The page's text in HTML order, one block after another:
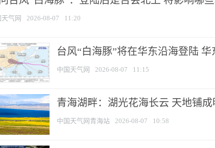
天气网 2026-08-07 11:20
台风“白海豚”将在华东沿海登陆
中国天气网 2026-08-07 11:15
青海湖畔：湖光花海长云 天地铺
中国天气网青海站 2026-08-07 10:58